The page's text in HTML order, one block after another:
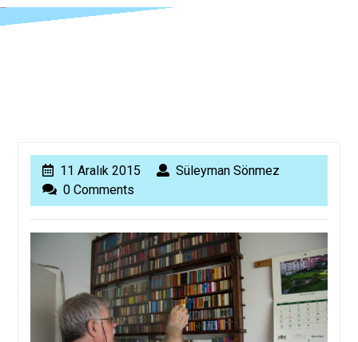
11 Aralık 2015
2015
Süleyman Sönmez
0 Comments